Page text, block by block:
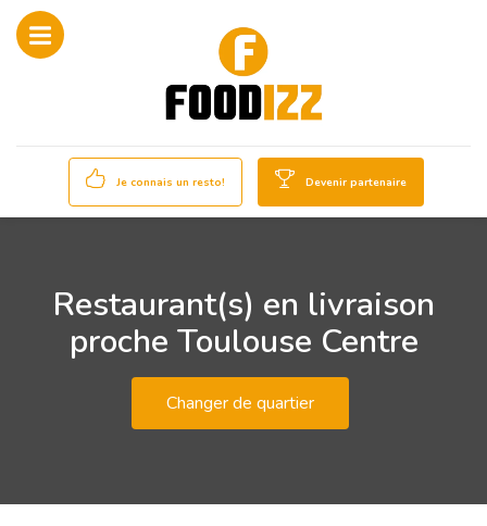
Je connais un resto! Devenir partenaire
Restaurant(s) en livraison
proche Toulouse Centre
Changer de quartier